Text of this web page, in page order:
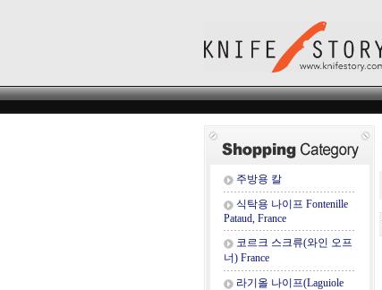
주방용 칼
식탁용 나이프 Fontenille
Pataud, France
코르크 스크류(와인 오프
너) France
라기올 나이프(Laguiole